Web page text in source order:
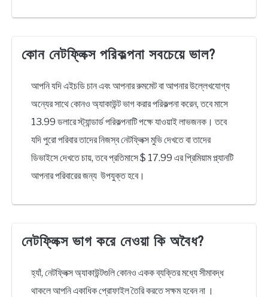
কোন নেটফ্লিক্স পরিকল্পনা সবচেয়ে ভাল?
আপনি যদি এইচডি চান এবং আপনার রুমমেট বা আপনার উল্লেখযোগ্য
অন্যের সাথে কোনও অ্যাকাউন্ট ভাগ করার পরিকল্পনা করেন, তবে মাসে
13.99 ডলারে স্ট্যান্ডার্ড পরিকল্পনাটি পক্ষে যাওয়াই লাভজনক। তবে
যদি পুরো পরিবার তাদের নিজস্ব নেটফ্লিক্স মুভি দেখতে বা তাদের
ডিভাইসে দেখতে চায়, তবে প্রতিমাসে $ 17.99 এর প্রিমিয়াম প্ল্যানটি
আপনার পরিবারের জন্য উপযুক্ত হবে।
নেটফ্লিক্স ভাগ করে নেওয়া কি অবৈধ?
হ্যাঁ, নেটফ্লিক্স অ্যাকাউন্টগুলি কোনও একক ব্যক্তির মধ্যে সীমাবদ্ধ
থাকলে আপনি একাধিক প্রোফাইল তৈরি করতে সক্ষম হবেন না ।